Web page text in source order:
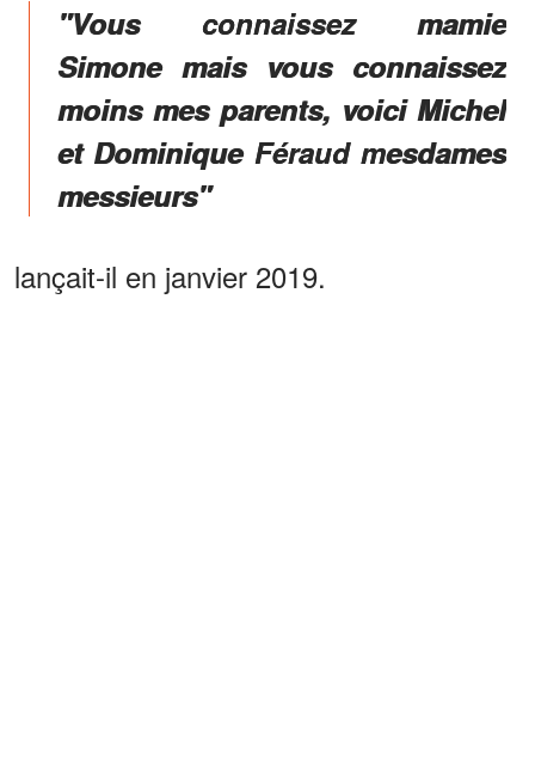
"Vous connaissez mamie
Simone mais vous connaissez
moins mes parents, voici Michel
et Dominique Féraud mesdames
messieurs"
lançait-il en janvier 2019.